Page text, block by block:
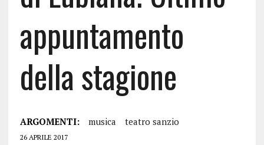
appuntamento
della stagione
ARGOMENTI: musica teatro sanzio
26 APRILE 2017